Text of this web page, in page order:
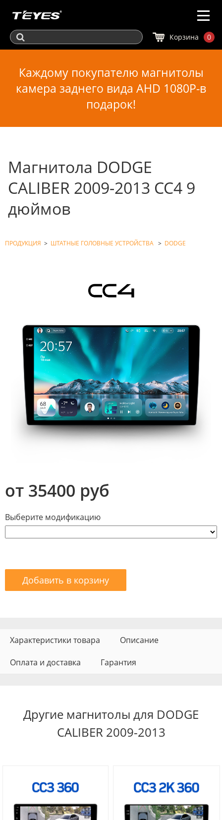
Корзина 0
Каждому покупателю магнитолы
камера заднего вида AHD 1080P-в
подарок!
Магнитола DODGE
CALIBER 2009-2013 CC4 9
дюймов
ПРОДУКЦИЯ > ШТАТНЫЕ ГОЛОВНЫЕ УСТРОЙСТВА > DODGE
от 35400 руб
Выберите модификацию
Добавить в корзину
Характеристики товара Описание
Оплата и доставка Гарантия
Другие магнитолы для DODGE
CALIBER 2009-2013